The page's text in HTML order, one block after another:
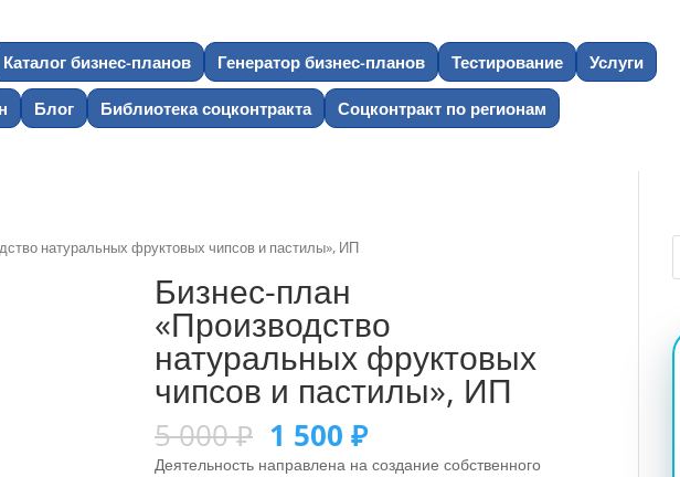
Каталог бизнес-планов Генератор бизнес-планов Тестирование Услуги
Блог Библиотека соцконтракта Соцконтракт по регионам
натуральных фруктовых чипсов и пастилы», ИП
Бизнес-план
«Производство
натуральных фруктовых
чипсов и пастилы», ИП
5 000₽ 1 500₽
Деятельность направлена на создание собственного